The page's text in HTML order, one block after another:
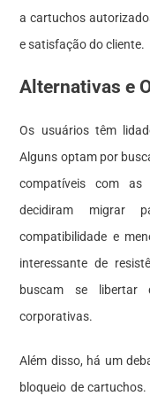
a cartuchos
e satisfação do cliente.
Alternativas e
Os usuários têm
Alguns optam por
compatíveis com as
decidiram migrar
compatibilidade e
interessante de
buscam se libertar
corporativas.
Além disso, há um
bloqueio de